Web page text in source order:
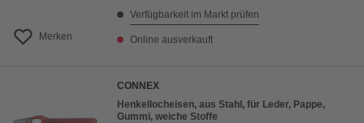
Merken
Verfügbarkeit im Markt prüfen
Online ausverkauft
CONNEX
Henkellocheisen, aus Stahl, für Leder, Pappe,
Gummi, weiche Stoffe